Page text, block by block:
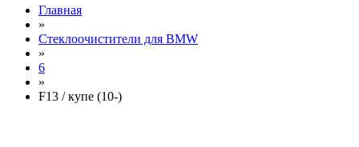
Главная
»
Стеклоочистители для BMW
»
6
»
F13 / купе (10-)